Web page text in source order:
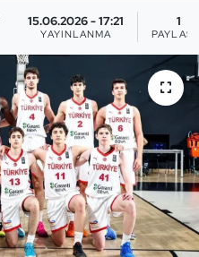
15.06.2026 - 17:21
YAYINLANMA
1